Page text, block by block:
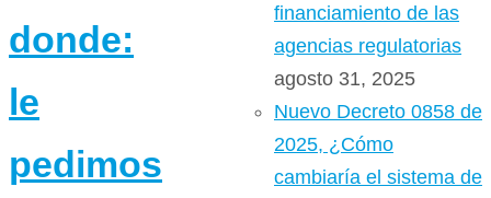
donde:
le
pedimos
financiamiento de las
agencias regulatorias
agosto 31, 2025
Nuevo Decreto 0858 de
2025, ¿Cómo
cambiaría el sistema de